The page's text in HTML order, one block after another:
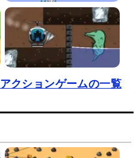
アクションゲームの一覧